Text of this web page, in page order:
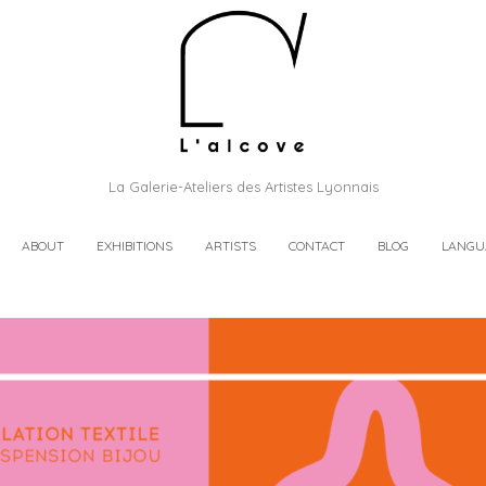
La Galerie-Ateliers des Artistes Lyonnais
ABOUT EXHIBITIONS ARTISTS CONTACT BLOG